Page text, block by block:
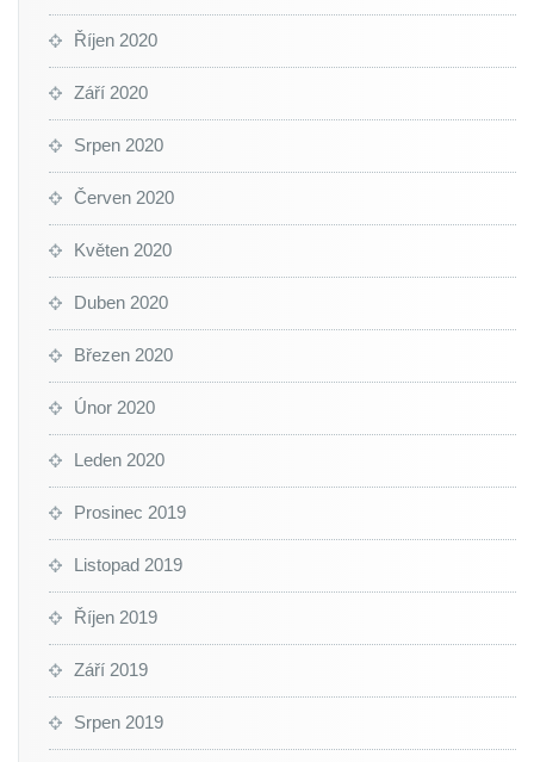
Říjen 2020
Září 2020
Srpen 2020
Červen 2020
Květen 2020
Duben 2020
Březen 2020
Únor 2020
Leden 2020
Prosinec 2019
Listopad 2019
Říjen 2019
Září 2019
Srpen 2019